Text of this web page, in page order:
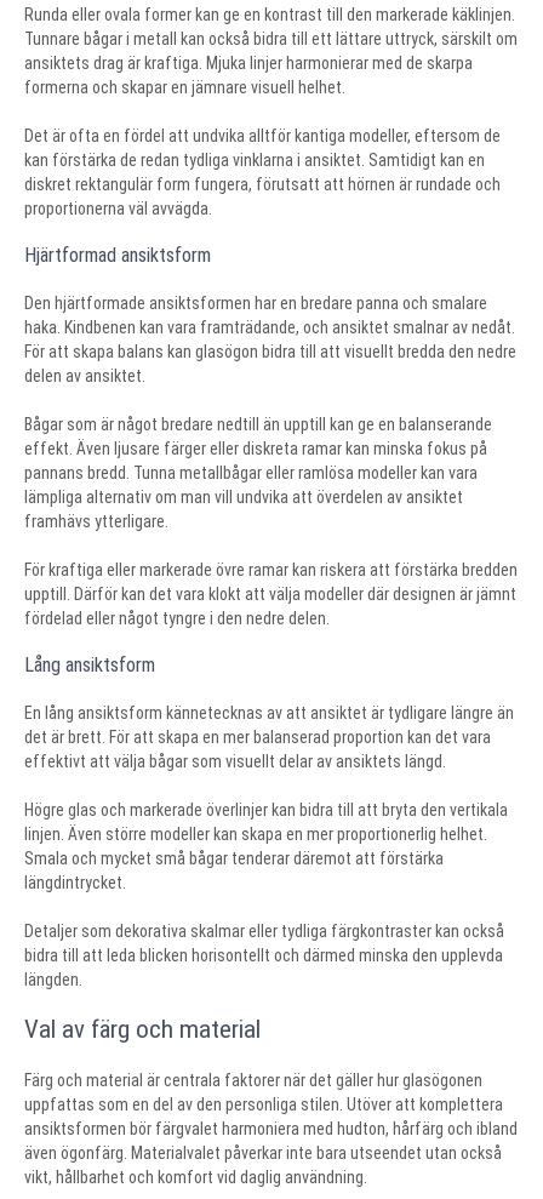
Runda eller ovala former kan ge en kontrast till den markerade käklinjen.
Tunnare bågar i metall kan också bidra till ett lättare uttryck, särskilt om
ansiktets drag är kraftiga. Mjuka linjer harmonierar med de skarpa
formerna och skapar en jämnare visuell helhet.
Det är ofta en fördel att undvika alltför kantiga modeller, eftersom de
kan förstärka de redan tydliga vinklarna i ansiktet. Samtidigt kan en
diskret rektangulär form fungera, förutsatt att hörnen är rundade och
proportionerna väl avvägda.
Hjärtformad ansiktsform
Den hjärtformade ansiktsformen har en bredare panna och smalare
haka. Kindbenen kan vara framträdande, och ansiktet smalnar av nedåt.
För att skapa balans kan glasögon bidra till att visuellt bredda den nedre
delen av ansiktet.
Bågar som är något bredare nedtill än upptill kan ge en balanserande
effekt. Även ljusare färger eller diskreta ramar kan minska fokus på
pannans bredd. Tunna metallbågar eller ramlösa modeller kan vara
lämpliga alternativ om man vill undvika att överdelen av ansiktet
framhävs ytterligare.
För kraftiga eller markerade övre ramar kan riskera att förstärka bredden
upptill. Därför kan det vara klokt att välja modeller där designen är jämnt
fördelad eller något tyngre i den nedre delen.
Lång ansiktsform
En lång ansiktsform kännetecknas av att ansiktet är tydligare längre än
det är brett. För att skapa en mer balanserad proportion kan det vara
effektivt att välja bågar som visuellt delar av ansiktets längd.
Högre glas och markerade överlinjer kan bidra till att bryta den vertikala
linjen. Även större modeller kan skapa en mer proportionerlig helhet.
Smala och mycket små bågar tenderar däremot att förstärka
längdintrycket.
Detaljer som dekorativa skalmar eller tydliga färgkontraster kan också
bidra till att leda blicken horisontellt och därmed minska den upplevda
längden.
Val av färg och material
Färg och material är centrala faktorer när det gäller hur glasögonen
uppfattas som en del av den personliga stilen. Utöver att komplettera
ansiktsformen bör färgvalet harmoniera med hudton, hårfärg och ibland
även ögonfärg. Materialvalet påverkar inte bara utseendet utan också
vikt, hållbarhet och komfort vid daglig användning.